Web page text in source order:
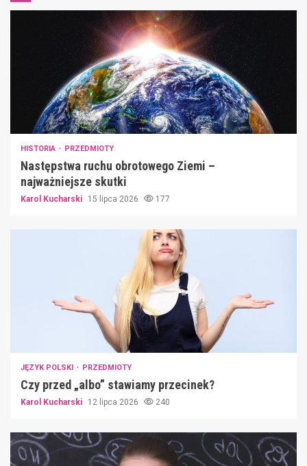
HISTORIA PRZEDMIOTY
Następstwa ruchu obrotowego Ziemi –
najważniejsze skutki
Karol Kucharski 15 lipca 2026 177
JĘZYK POLSKI PRZEDMIOTY
Czy przed „albo” stawiamy przecinek?
Karol Kucharski 12 lipca 2026 240